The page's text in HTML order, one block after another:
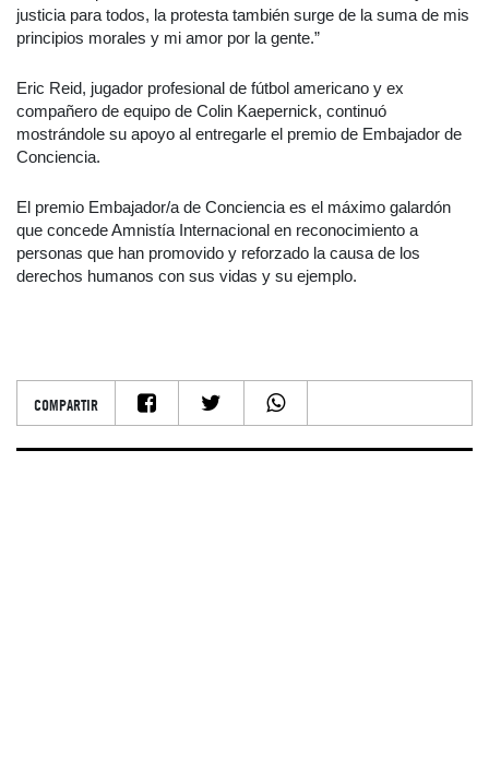
justicia para todos, la protesta también surge de la suma de mis
principios morales y mi amor por la gente.”
Eric Reid, jugador profesional de fútbol americano y ex
compañero de equipo de Colin Kaepernick, continuó
mostrándole su apoyo al entregarle el premio de Embajador de
Conciencia.
El premio Embajador/a de Conciencia es el máximo galardón
que concede Amnistía Internacional en reconocimiento a
personas que han promovido y reforzado la causa de los
derechos humanos con sus vidas y su ejemplo.
COMPARTIR